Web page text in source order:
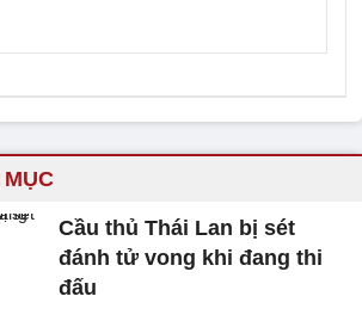
Cầu thủ Thái Lan bị sét
đánh tử vong khi đang thi
đấu